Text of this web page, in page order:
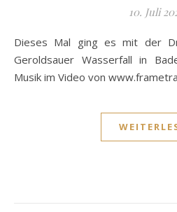
10. Juli
Dieses Mal ging es mit der Drohne in den Wald zum
Geroldsauer Wasserfall in
Musik im Video von